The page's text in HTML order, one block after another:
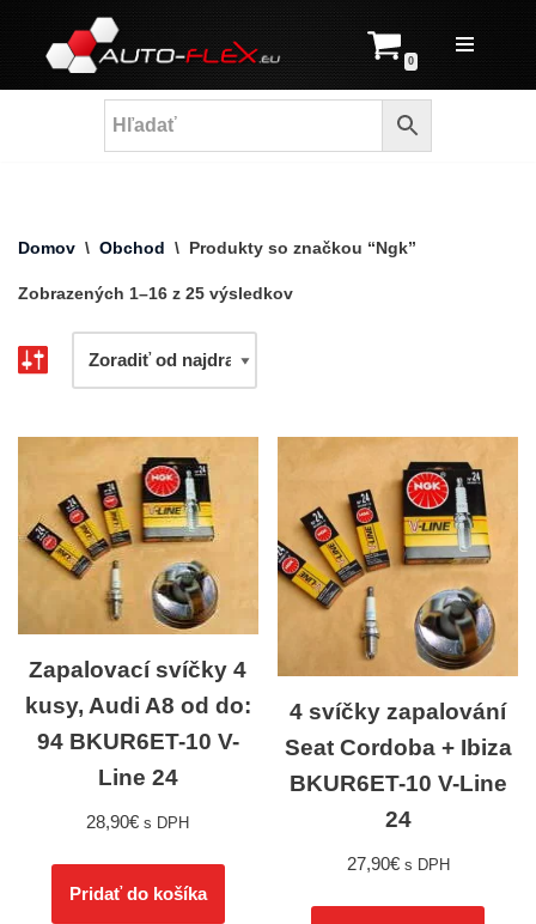
Prejsť
na
0
Domov \ Obchod \ Produkty so značkou “Ngk”
Zobrazených 1–16 z 25 výsledkov
Zapalovací svíčky 4
kusy, Audi A8 od do:
94 BKUR6ET-10 V-
Line 24
28,90€ s DPH
Pridať do košíka
4 svíčky zapalování
Seat Cordoba + Ibiza
BKUR6ET-10 V-Line
24
27,90€ s DPH